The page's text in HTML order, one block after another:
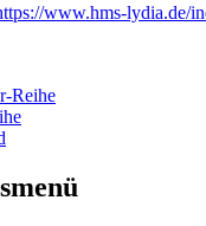
www.hms-lydia.de/
Reihe